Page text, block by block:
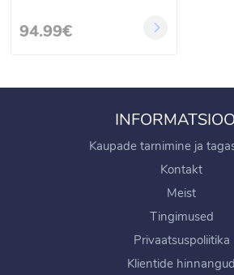
94.99€
Kaupade tarnimine ja
Kontakt
Meist
Tingimused
Privaatsuspoliitika
Klientide hinnangud